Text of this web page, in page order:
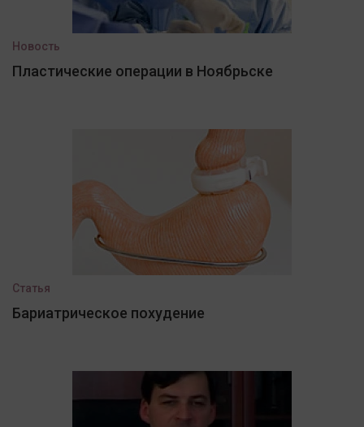
Новость
Пластические операции в Ноябрьске
Статья
Бариатрическое похудение